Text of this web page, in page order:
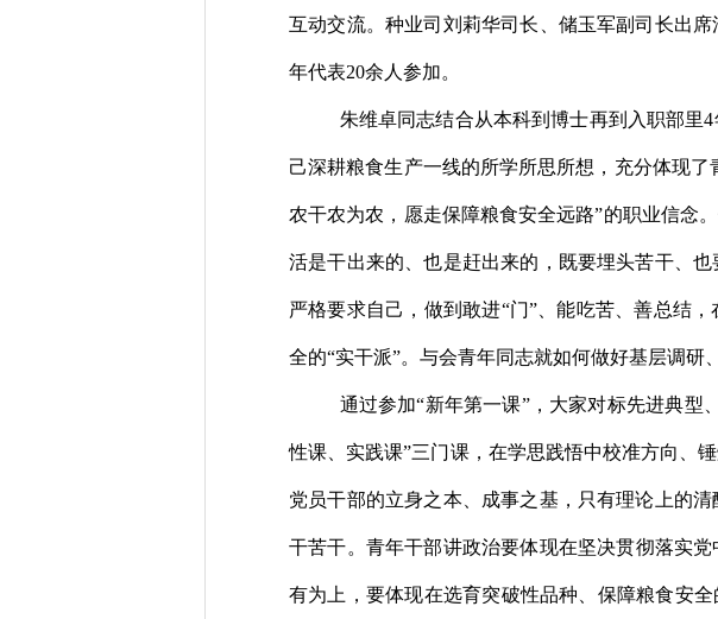
互动交流。种业司刘莉华司长、储玉军副司长出席
年代表20余人 参加。
朱维卓同志结合从本科到博士再到入职部里4
己深耕粮食生产一线的所学所思所想，充分体现了
农干农为农，愿走保障粮食安全远路”的职业信念
活是干出来的、也是赶出来的，既要埋头苦干、
严格要求自己，做到敢进“门”、能吃苦、善总结
全的“实干派”。与会青年同志就如何做好基层调研
通过参加“新年第一课”，大家对标先进典型
性课、实践课”三门课，在学思践悟中校准方向、锤
党员干部的立身之本、成事之基 ， 只有理论上的
干苦干。 青年干部讲政治要体现在坚决贯彻落实党
有为 上 ， 要体现在选育突破性品种 、保障粮食安全